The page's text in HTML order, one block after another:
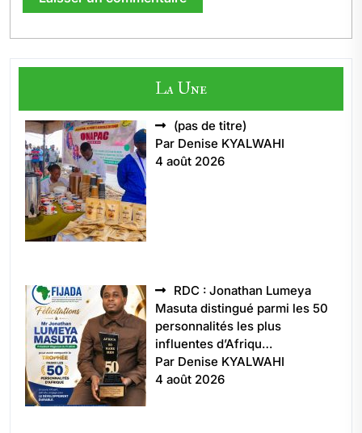
La Une
(pas de titre)
5496
Par Denise KYALWAHI
4 août 2026
RDC : Jonathan Lumeya
Masuta distingué parmi les 50
personnalités les plus
influentes d’Afriqu…
Par Denise KYALWAHI
4 août 2026